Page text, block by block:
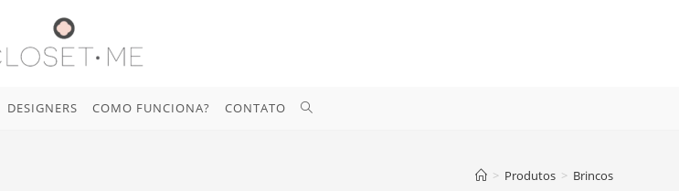
DESIGNERS COMO FUNCIONA? CONTATO ALTERNAR
> Produtos > Brincos